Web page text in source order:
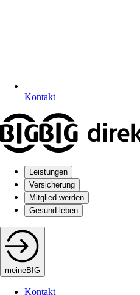
Kontakt
Leistungen
Versicherung
Mitglied werden
Gesund leben
meineBIG
Kontakt